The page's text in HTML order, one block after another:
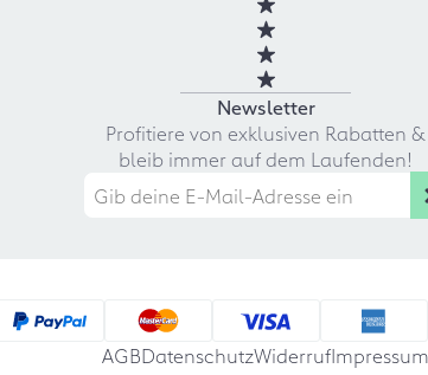
Newsletter
Profitiere von exklusiven Rabatten &
bleib immer auf dem Laufenden!
AGBDatenschutzWiderrufImpressum